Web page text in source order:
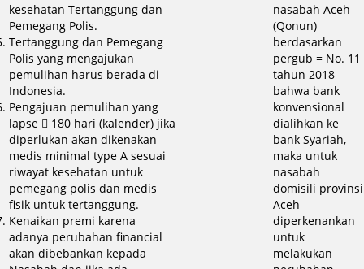
kesehatan Tertanggung dan
Pemegang Polis.
Tertanggung dan Pemegang
Polis yang mengajukan
pemulihan harus berada di
Indonesia.
Pengajuan pemulihan yang
lapse  180 hari (kalender) jika
diperlukan akan dikenakan
medis minimal type A sesuai
riwayat kesehatan untuk
pemegang polis dan medis
fisik untuk tertanggung.
Kenaikan premi karena
adanya perubahan financial
akan dibebankan kepada
nasabah Aceh
(Qonun)
berdasarkan
pergub = No. 11
tahun 2018
bahwa bank
konvensional
dialihkan ke
bank Syariah,
maka untuk
nasabah
domisili provinsi
Aceh
diperkenankan
untuk
melakukan